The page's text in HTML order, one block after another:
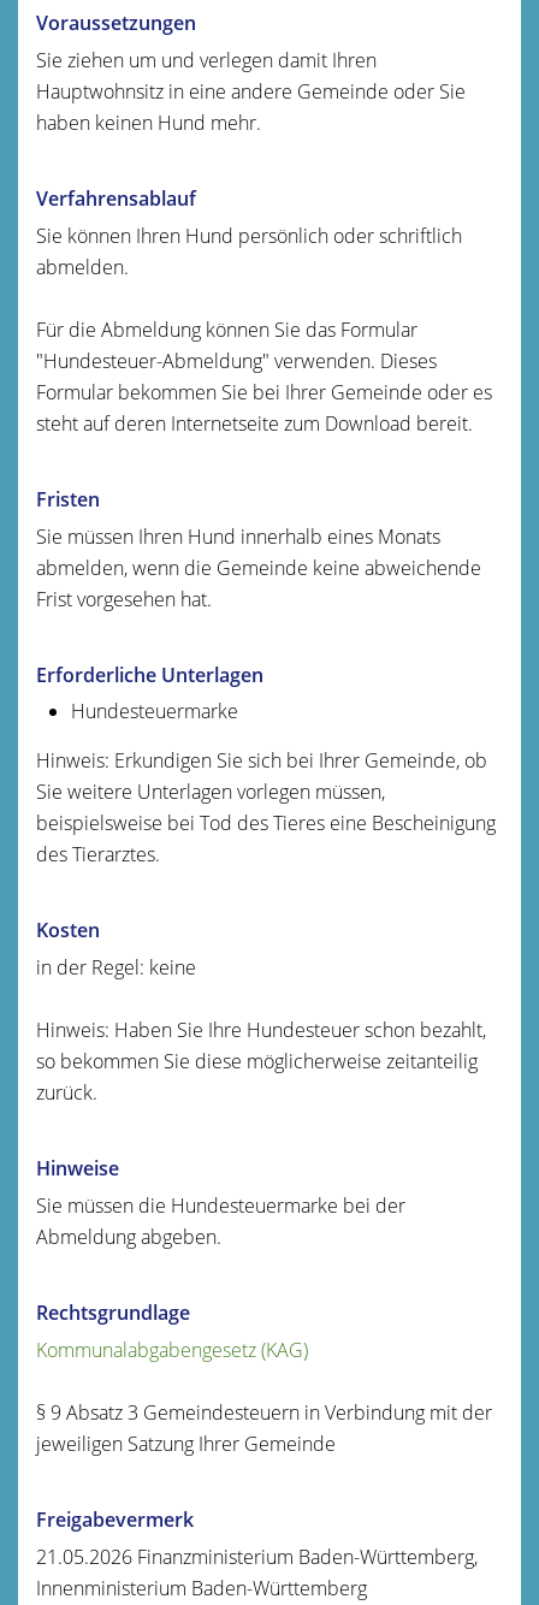
Voraussetzungen
Sie ziehen um und verlegen damit Ihren
Hauptwohnsitz in eine andere Gemeinde oder Sie
haben keinen Hund mehr.
Verfahrensablauf
Sie können Ihren Hund persönlich oder schriftlich
abmelden.
Für die Abmeldung können Sie das Formular
"Hundesteuer-Abmeldung" verwenden. Dieses
Formular bekommen Sie bei Ihrer Gemeinde oder es
steht auf deren Internetseite zum Download bereit.
Fristen
Sie müssen Ihren Hund innerhalb eines Monats
abmelden, wenn die Gemeinde keine abweichende
Frist vorgesehen hat.
Erforderliche Unterlagen
Hundesteuermarke
Hinweis: Erkundigen Sie sich bei Ihrer Gemeinde, ob
Sie weitere Unterlagen vorlegen müssen,
beispielsweise bei Tod des Tieres eine Bescheinigung
des Tierarztes.
Kosten
in der Regel: keine
Hinweis: Haben Sie Ihre Hundesteuer schon bezahlt,
so bekommen Sie diese möglicherweise zeitanteilig
zurück.
Hinweise
Sie müssen die Hundesteuermarke bei der
Abmeldung abgeben.
Rechtsgrundlage
Kommunalabgabengesetz (KAG)
§ 9 Absatz 3 Gemeindesteuern in Verbindung mit der
jeweiligen Satzung Ihrer Gemeinde
Freigabevermerk
21.05.2026 Finanzministerium Baden-Württemberg,
Innenministerium Baden-Württemberg